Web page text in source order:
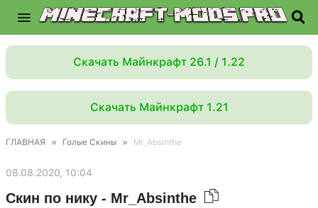
Скачать Майнкрафт 26.1 / 1.22
Скачать Майнкрафт 1.21
ГЛАВНАЯ » Голые Скины » Mr_Absinthe
08.08.2020, 10:04
Скин по нику - Mr_Absinthe